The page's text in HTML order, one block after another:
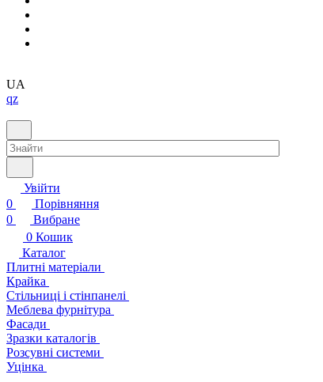
UA
qz
Увійти
0
Порівняння
0
Вибране
0 Кошик
Каталог
Плитні матеріали
Крайка
Стільниці і стінпанелі
Меблева фурнітура
Фасади
Зразки каталогів
Розсувні системи
Уцінка